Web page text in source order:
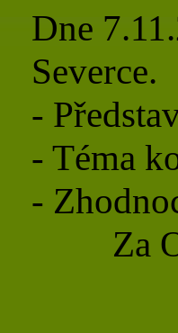
Dne
Severce.
-
- Téma
-
Za